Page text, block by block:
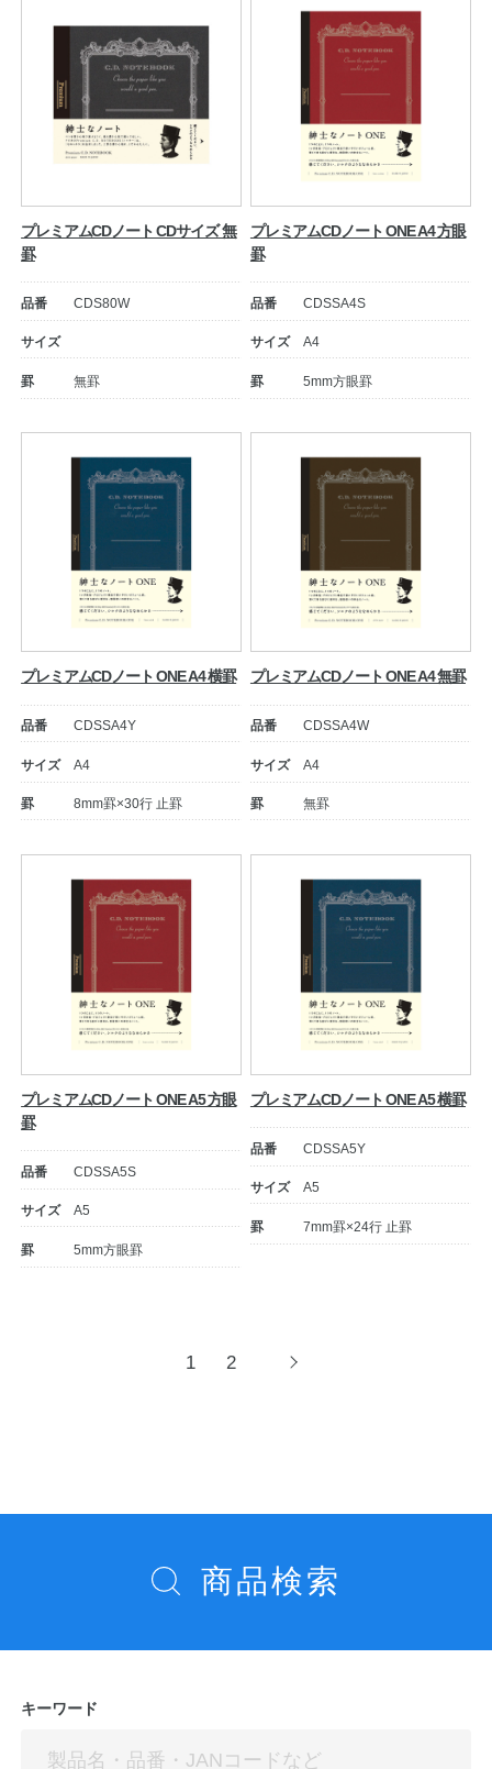
プレミアムCDノート CDサイズ 無
罫
品番 CDS80W
サイズ
罫 無罫
プレミアムCDノート ONE A4 方眼
罫
品番 CDSSA4S
サイズ A4
罫 5mm方眼罫
プレミアムCDノート ONE A4 横罫
品番 CDSSA4Y
サイズ A4
罫 8mm罫×30行 止罫
プレミアムCDノート ONE A4 無罫
品番 CDSSA4W
サイズ A4
罫 無罫
プレミアムCDノート ONE A5 方眼
罫
品番 CDSSA5S
サイズ A5
罫 5mm方眼罫
プレミアムCDノート ONE A5 横罫
品番 CDSSA5Y
サイズ A5
罫 7mm罫×24行 止罫
ー
1 2
次
商品検索
キーワード